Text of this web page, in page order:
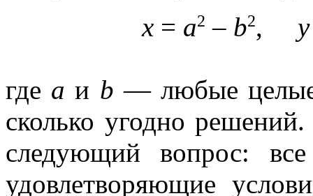
x= a2 – b2, y
где a и b — любые целые
сколько угодно
следующий вопрос:
удовлетворяющие